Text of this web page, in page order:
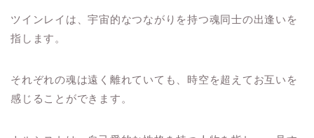
ツインレイは、宇宙的なつながりを持つ魂同士の出逢いを
指します。
それぞれの魂は遠く離れていても、時空を超えてお互いを
感じることができます。